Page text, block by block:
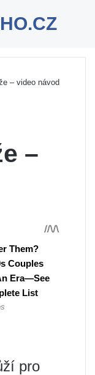
– video návod
–
pro